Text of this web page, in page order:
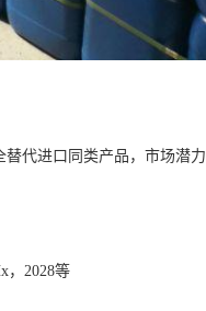
代进口同类产品，市场潜力
，2028等